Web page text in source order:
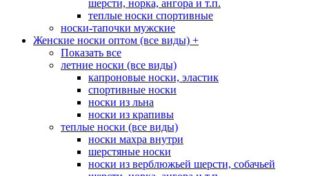
шерсти, норка, ангора и т.п.
теплые носки спортивные
носки-тапочки мужские
Женские носки оптом (все виды) +
Показать все
летние носки (все виды)
капроновые носки, эластик
спортивные носки
носки из льна
носки из крапивы
теплые носки (все виды)
носки махра внутри
шерстяные носки
носки из верблюжьей шерсти, собачьей